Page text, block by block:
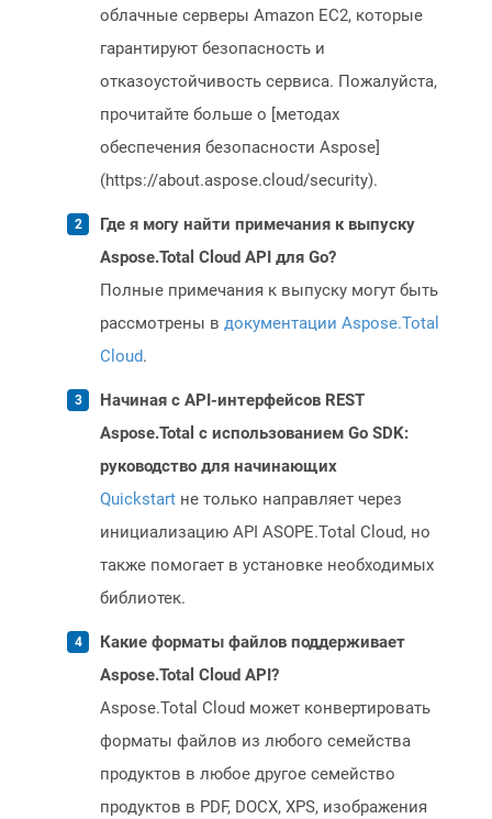
облачные серверы Amazon EC2, которые
гарантируют безопасность и
отказоустойчивость сервиса. Пожалуйста,
прочитайте больше о [методах
обеспечения безопасности Aspose]
(https://about.aspose.cloud/security).
Где я могу найти примечания к выпуску
Aspose.Total Cloud API для Go?
Полные примечания к выпуску могут быть
рассмотрены в документации Aspose.Total
Cloud.
Начиная с API-интерфейсов REST
Aspose.Total с использованием Go SDK:
руководство для начинающих
Quickstart не только направляет через
инициализацию API ASOPE.Total Cloud, но
также помогает в установке необходимых
библиотек.
Какие форматы файлов поддерживает
Aspose.Total Cloud API?
Aspose.Total Cloud может конвертировать
форматы файлов из любого семейства
продуктов в любое другое семейство
продуктов в PDF, DOCX, XPS, изображения